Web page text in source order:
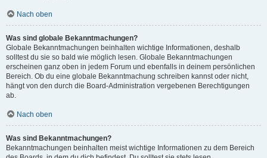
Nach oben
Was sind globale Bekanntmachungen?
Globale Bekanntmachungen beinhalten wichtige Informationen, deshalb
solltest du sie so bald wie möglich lesen. Globale Bekanntmachungen
erscheinen ganz oben in jedem Forum und ebenfalls in deinem persönlichen
Bereich. Ob du eine globale Bekanntmachung schreiben kannst oder nicht,
hängt von den durch die Board-Administration vergebenen Berechtigungen
ab.
Nach oben
Was sind Bekanntmachungen?
Bekanntmachungen beinhalten meist wichtige Informationen zu dem Bereich